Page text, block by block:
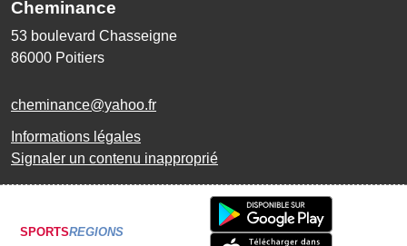
Cheminance
53 boulevard Chasseigne
86000 Poitiers
cheminance@yahoo.fr
Informations légales
Signaler un contenu inapproprié
SPORTSREGIONS